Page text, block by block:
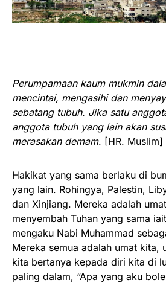
Perumpamaan kaum mukmin
mencintai, mengasihi dan
sebatang tubuh. Jika satu
anggota tubuh yang lain akan
merasakan demam. [HR. Muslim]
Hakikat yang sama berlaku di
yang lain. Rohingya, Palestin,
dan Xinjiang. Mereka adalah
menyembah Tuhan yang sama
mengaku Nabi Muhammad
Mereka semua adalah umat kita,
kita bertanya kepada diri kita di
paling dalam, “Apa yang aku